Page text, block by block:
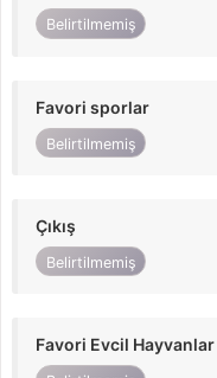
Belirtilmemiş
Favori sporlar
Belirtilmemiş
Çıkış
Belirtilmemiş
Favori Evcil Hayvanlar